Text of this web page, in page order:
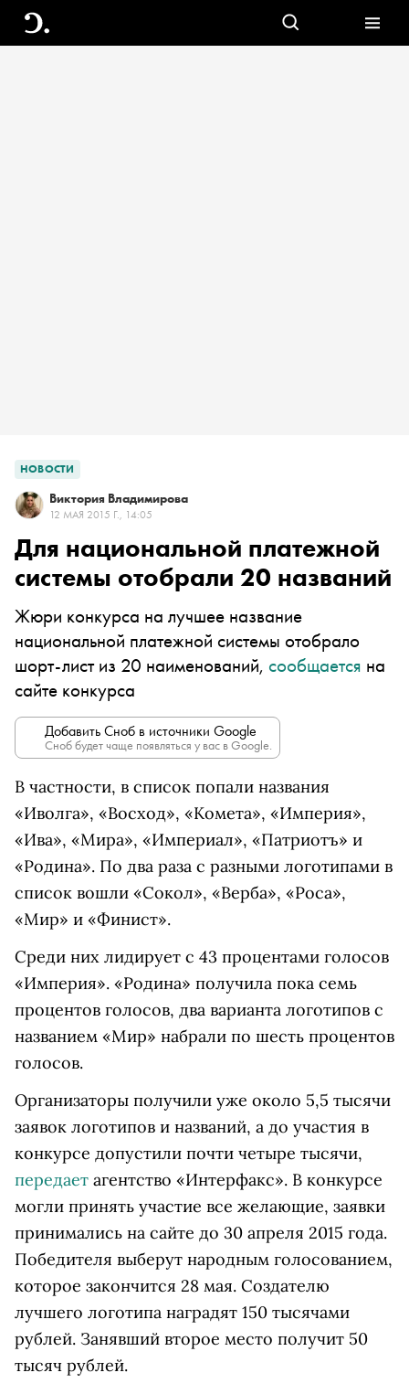
НОВОСТИ
Виктория Владимирова
12 МАЯ 2015 Г., 14:05
Для национальной платежной
системы отобрали 20 названий
Жюри конкурса на лучшее название
национальной платежной системы отобрало
шорт-лист из 20 наименований, сообщается на
сайте конкурса
Добавить Сноб в источники Google
Сноб будет чаще появляться у вас в Google.
В частности, в список попали названия
«Иволга», «Восход», «Комета», «Империя»,
«Ива», «Мира», «Империал», «Патриотъ» и
«Родина». По два раза с разными логотипами в
список вошли «Сокол», «Верба», «Роса»,
«Мир» и «Финист».
Среди них лидирует с 43 процентами голосов
«Империя». «Родина» получила пока семь
процентов голосов, два варианта логотипов с
названием «Мир» набрали по шесть процентов
голосов.
Организаторы получили уже около 5,5 тысячи
заявок логотипов и названий, а до участия в
конкурсе допустили почти четыре тысячи,
передает агентство «Интерфакс». В конкурсе
могли принять участие все желающие, заявки
принимались на сайте до 30 апреля 2015 года.
Победителя выберут народным голосованием,
которое закончится 28 мая. Создателю
лучшего логотипа наградят 150 тысячами
рублей. Занявший второе место получит 50
тысяч рублей.